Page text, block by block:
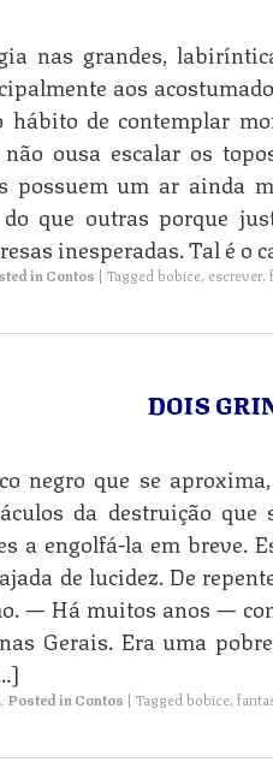
nas grandes,
aos
hábito de contemplar
ousa escalar os
possuem um ar ainda
que outras porque
inesperadas. Tal é o
inContos | Taggedbobice, escrever,
DOIS
negro que se
da destruição que
a engolfá-la em breve.
de lucidez. De
— Há muitos anos —
Gerais. Era uma
. Posted in Contos | Tagged bobice,